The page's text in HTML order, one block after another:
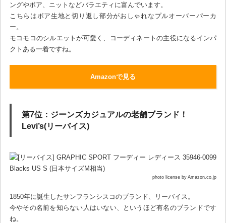
ングやボア、ニットなどバラエティに富んでいます。
こちらはボア生地と切り返し部分がおしゃれなプルオーバーパーカ
ー。
モコモコのシルエットが可愛く、コーディネートの主役になるインパ
クトある一着ですね。
Amazonで見る
第7位：ジーンズカジュアルの老舗ブランド！
Levi’s(リーバイス)
photo license by Amazon.co.jp
1850年に誕生したサンフランシスコのブランド、リーバイス。
今やその名前を知らない人はいない、というほど有名のブランドです
ね。